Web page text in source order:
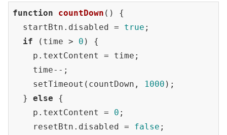
function countDown ( ) {
  startBtn.disabled =
true ;
if (time > 0 ) {
    p.textContent = time;
    time--;
    setTimeout(countDown,
1000 );
  }
else {
    p.textContent =
0 ;
    resetBtn.disabled =
false ;